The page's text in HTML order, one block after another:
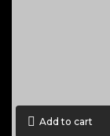
Add to cart